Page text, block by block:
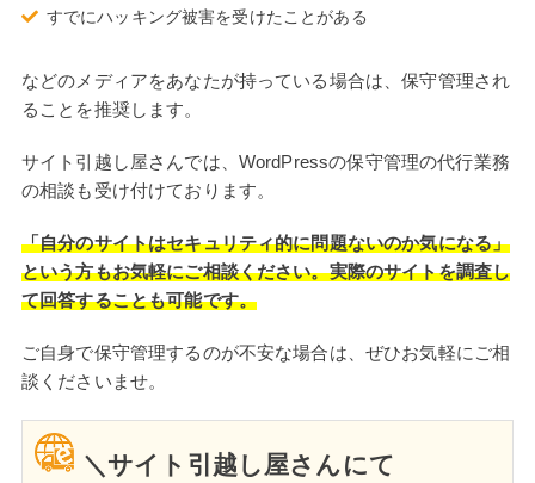
すでにハッキング被害を受けたことがある
などのメディアをあなたが持っている場合は、保守管理され
ることを推奨します。
サイト引越し屋さんでは、WordPressの保守管理の代行業務
の相談も受け付けております。
「自分のサイトはセキュリティ的に問題ないのか気になる」
という方もお気軽にご相談ください。実際のサイトを調査し
て回答することも可能です。
ご自身で保守管理するのが不安な場合は、ぜひお気軽にご相
談くださいませ。
＼サイト引越し屋さんにて